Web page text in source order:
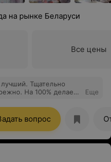
на рынке Беларуси
Все цены
Тщательно
На 100% делает
ситуации, даже
точное и
Еще
вопрос